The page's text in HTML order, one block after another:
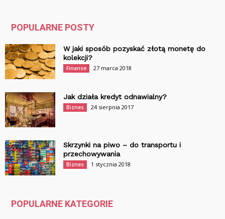
POPULARNE POSTY
W jaki sposób pozyskać złotą monetę do
kolekcji?
Finanse 27 marca 2018
Jak działa kredyt odnawialny?
Biznes 24 sierpnia 2017
Skrzynki na piwo – do transportu i
przechowywania
Biznes 1 stycznia 2018
POPULARNE KATEGORIE